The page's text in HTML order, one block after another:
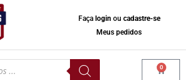
Faça loginou cadastre-se
Meus pedidos
0